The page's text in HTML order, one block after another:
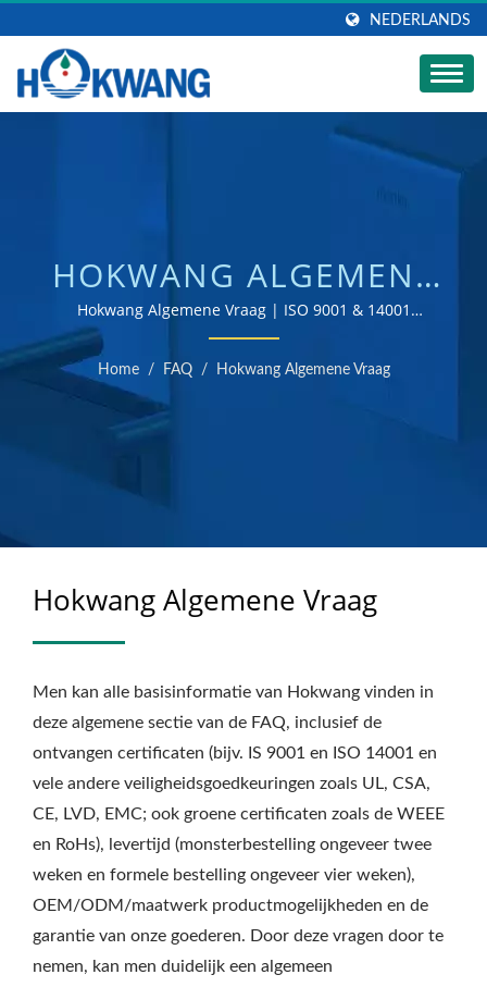
NEDERLANDS
HOKWANG ALGEMENE
VRAAG | COMMERCIËLE
BADKAMER
HANDDROGER
FABRIKANT |
Hokwang Algemene Vraag | ISO 9001 & 14001
gecertificeerde handdroger en zeepdispenser fabrikant
Home / FAQ / Hokwang Algemene Vraag
Hokwang Algemene Vraag
Men kan alle basisinformatie van Hokwang vinden in
deze algemene sectie van de FAQ, inclusief de
ontvangen certificaten (bijv. IS 9001 en ISO 14001 en
vele andere veiligheidsgoedkeuringen zoals UL, CSA,
CE, LVD, EMC; ook groene certificaten zoals de WEEE
en RoHs), levertijd (monsterbestelling ongeveer twee
weken en formele bestelling ongeveer vier weken),
OEM/ODM/maatwerk productmogelijkheden en de
garantie van onze goederen. Door deze vragen door te
nemen, kan men duidelijk een algemeen